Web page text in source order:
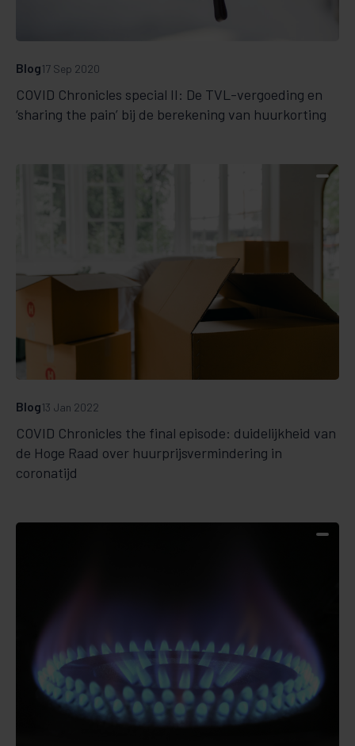
COVID Chronicles special II: De TVL-vergoeding en
‘sharing the pain’ bij de berekening van huurkorting
Blog17 Sep 2020
COVID Chronicles the final episode: duidelijkheid van
de Hoge Raad over huurprijsvermindering in
coronatijd
Blog13 Jan 2022